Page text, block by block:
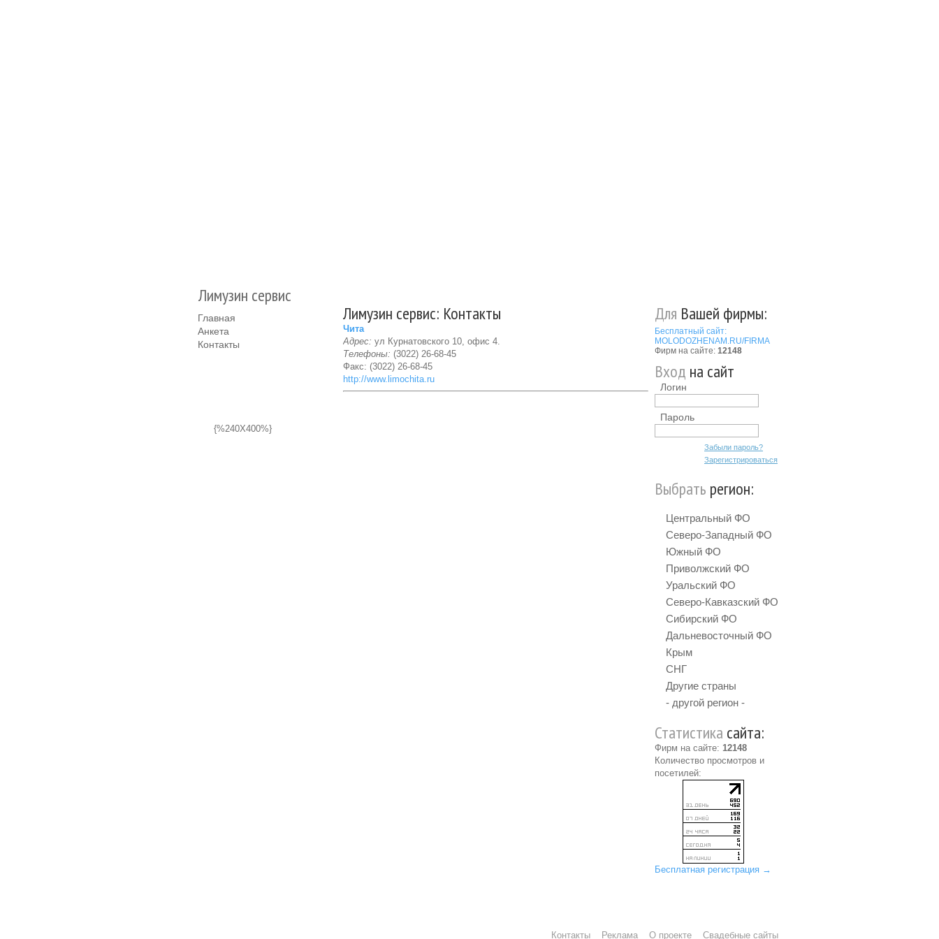
Лимузин сервис
Главная
Анкета
Контакты
{%240X400%}
Лимузин сервис: Контакты
Чита
Адрес: ул Курнатовского 10, офис 4.
Телефоны: (3022) 26-68-45
Факс: (3022) 26-68-45
http://www.limochita.ru
Для Вашей фирмы:
Бесплатный сайт:
MOLODOZHENAM.RU/FIRMA
Фирм на сайте: 12148
Вход на сайт
Логин
Пароль
Забыли пароль?
Зарегистрироваться
Выбрать регион:
Центральный ФО
Северо-Западный ФО
Южный ФО
Приволжский ФО
Уральский ФО
Северо-Кавказский ФО
Сибирский ФО
Дальневосточный ФО
Крым
СНГ
Другие страны
- другой регион -
Статистика сайта:
Фирм на сайте: 12148
Количество просмотров и
посетилей:
Бесплатная регистрация →
Контакты Реклама О проекте Свадебные сайты